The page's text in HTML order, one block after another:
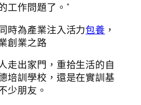
工作問題了。”
時為產業注入活力包養 ，
創業之路
走出家門，重拾生活的自
培訓學校，還是在實訓基
少朋友。